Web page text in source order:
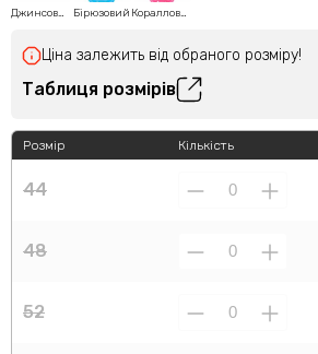
Джинсовий Бірюзовий Коралловий
Ціна залежить від обраного розміру!
Таблиця розмірів
Розмір
44
48
52
Кількість